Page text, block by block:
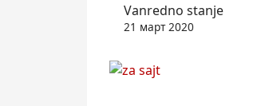
Vanredno stanje
21 март 2020